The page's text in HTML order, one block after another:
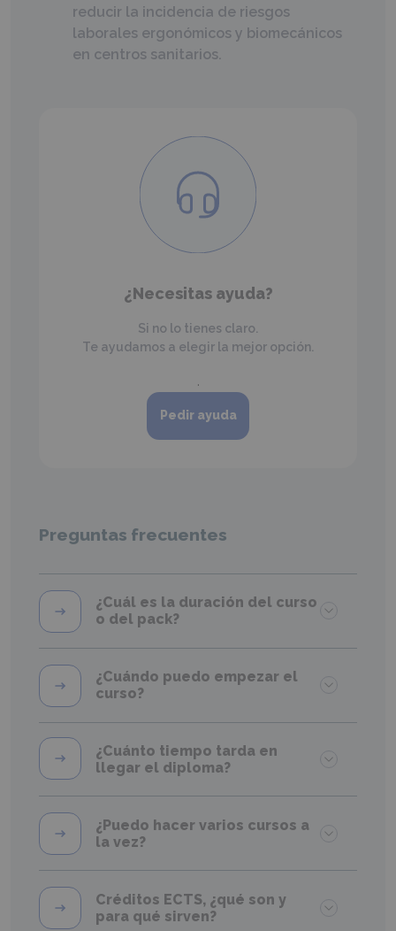
reducir la incidencia de riesgos
laborales ergonómicos y biomecánicos
en centros sanitarios.
¿Necesitas ayuda?
Si no lo tienes claro.
Te ayudamos a elegir la mejor opción.
.
Pedir ayuda
Preguntas frecuentes
¿Cuál es la duración del curso
o del pack?
¿Cuándo puedo empezar el
curso?
¿Cuánto tiempo tarda en
llegar el diploma?
¿Puedo hacer varios cursos a
la vez?
Créditos ECTS, ¿qué son y
para qué sirven?